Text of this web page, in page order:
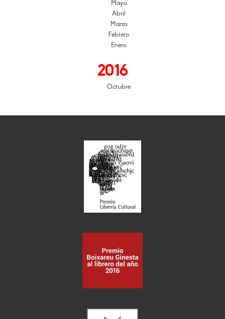
Mayo
Abril
Marzo
Febrero
Enero
2016
Octubre